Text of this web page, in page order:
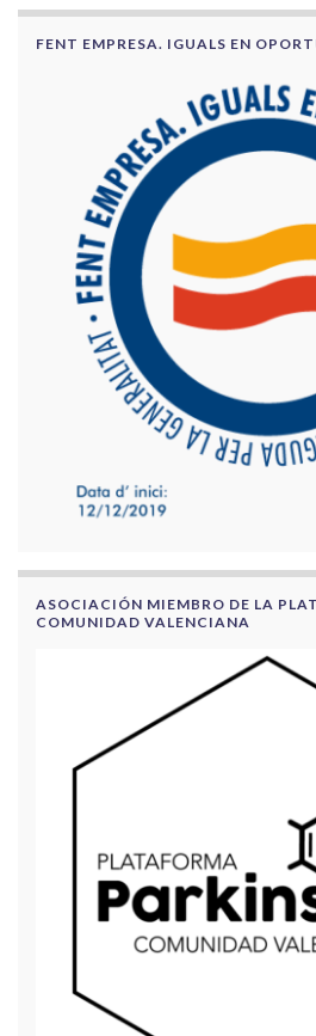
FENT EMPRESA. IGUALS EN
ASOCIACIÓN MIEMBRO DE LA
COMUNIDAD VALENCIANA